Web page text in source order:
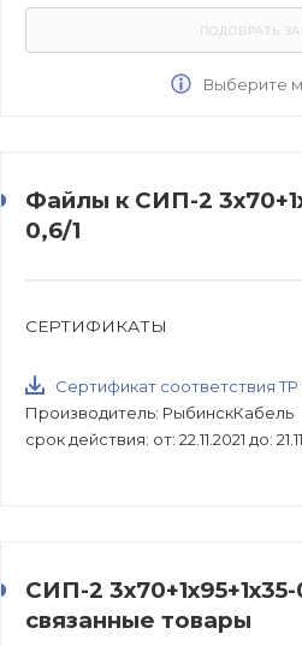
Выберите
Файлы к СИП-2
0,6/1
СЕРТИФИКАТЫ
Сертификат соответствия
Производитель: РыбинскКабель
срок действия: от: 22.11.2021 до:
СИП-2 3х70+1х95+1х35-
связанные товары